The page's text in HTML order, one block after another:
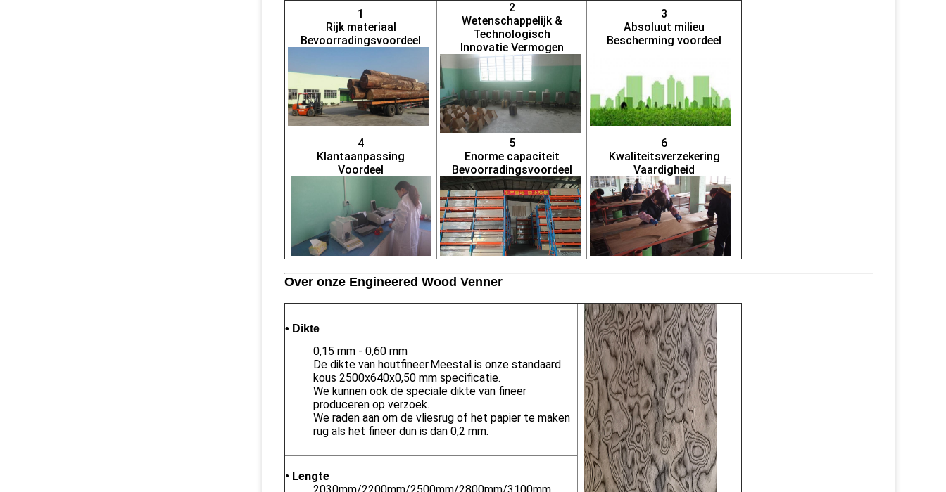
1
Rijk materiaal
Bevoorradingsvoordeel
2
Wetenschappelijk &
Technologisch
Innovatie Vermogen
3
Absoluut milieu
Bescherming voordeel
4
Klantaanpassing
Voordeel
5
Enorme capaciteit
Bevoorradingsvoordeel
6
Kwaliteitsverzekering
Vaardigheid
Over onze Engineered Wood Venner
• Dikte
0,15 mm - 0,60 mm
De dikte van houtfineer.Meestal is onze standaard
kous 2500x640x0,50 mm specificatie.
We kunnen ook de speciale dikte van fineer
produceren op verzoek.
We raden aan om de vliesrug of het papier te maken
rug als het fineer dun is dan 0,2 mm.
• Lengte